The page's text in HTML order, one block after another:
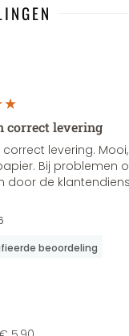
correct levering
correct levering.
Bij problemen
door de
beoordeling